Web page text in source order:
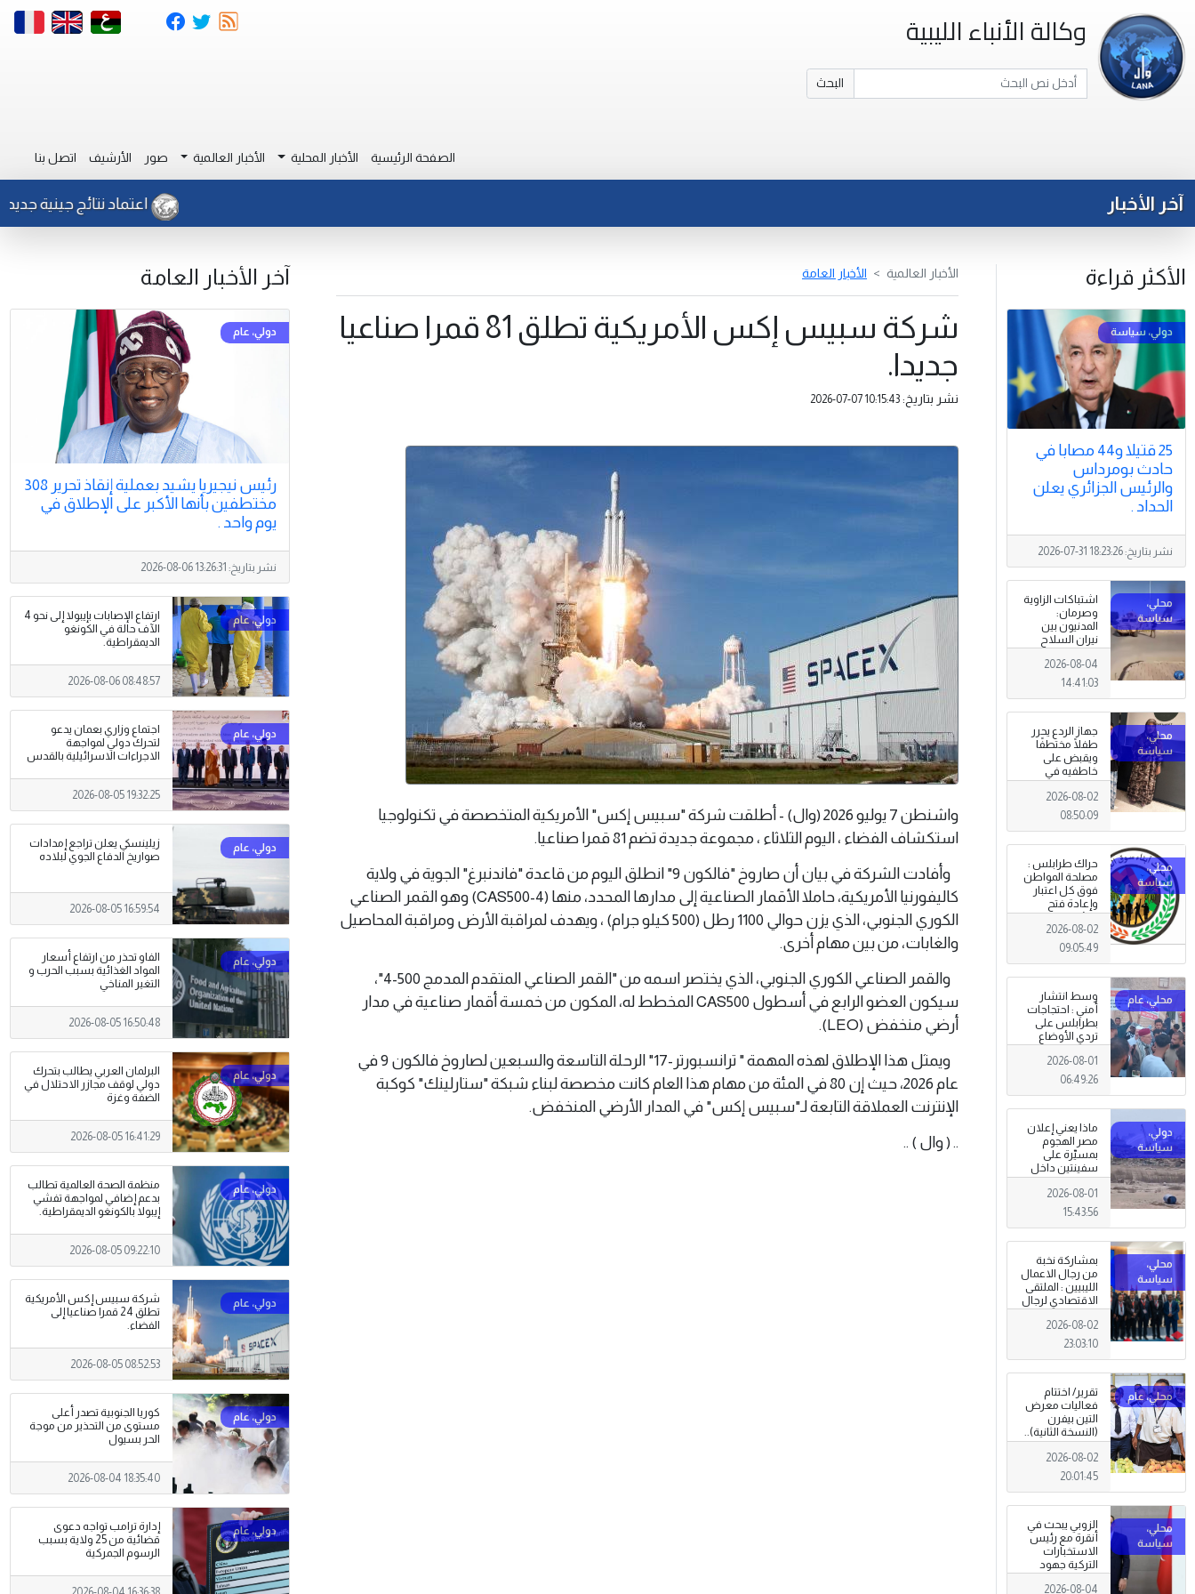
وكالة الأنباء الليبية
البحث
الصفحة الرئيسية الأخبار المحلية الأخبار العالمية صور الأرشيف اتصل بنا
آخر الأخبار اعتماد نتائج جينية جديدة
الأكثر قراءة
25 قتيلا و44 مصابا في
حادث بومرداس
والرئيس الجزائري يعلن
الحداد .
نشر بتاريخ:2026-07-31 18:23:26
اشتباكات الزاوية
وصرمان:
المدنيون بين
نيران السلاح
المنتشر خارج
سلطة القانون
2026-08-04
14:41:03
جهاز الردع يحرر
طفلًا مختطفًا
ويقبض على
خاطفيه في
طرابلس
2026-08-02
08:50:09
حراك طرابلس :
مصلحة المواطن
فوق كل اعتبار
وإعادة فتح
المؤسسات
جاءت استجابةً
للإرادة الشعبية
2026-08-02
09:05:49
وسط انتشار
أمني : احتجاجات
بطرابلس على
تردي الأوضاع
المعيشية وتدني
الخدمات العامة .
2026-08-01
06:49:26
ماذا يعني إعلان
مصر الهجوم
بمسيّرة على
سفينتين داخل
ميناء دمياط؟
(قراءة تحليلية)
2026-08-01
15:43:56
بمشاركة نخبة
من رجال الاعمال
الليبيين : الملتقى
الاقتصادي لرجال
الاعمال 2026
تبدأ فعاليات
بمدينة سرت .
2026-08-02
23:03:10
تقرير/ اختتام
فعاليات معرض
التين بيفرن
(النسخة الثانية)..
تظاهرة وطنية
وصمود
للمزارعين في
2026-08-02
20:01:45
الزوبي يبحث في
أنقرة مع رئيس
الاستخبارات
التركية جهود
توحيد المؤسسة
العسكرية على
2026-08-04
الأخبار العالمية الأخبار العامة
شركة سبيس إكس الأمريكية تطلق 81 قمرا صناعيا
جديدا.
نشر بتاريخ: 2026-07-07 10:15:43
واشنطن 7 يوليو 2026 (وال) - أطلقت شركة "سبيس إكس" الأمريكية المتخصصة في تكنولوجيا
استكشاف الفضاء ، اليوم الثلاثاء ، مجموعة جديدة تضم 81 قمرا صناعيا.
وأفادت الشركة في بيان أن صاروخ "فالكون 9" انطلق اليوم من قاعدة "فاندنبرغ" الجوية في ولاية
كاليفورنيا الأمريكية، حاملا الأقمار الصناعية إلى مدارها المحدد، منها (CAS500-4) وهو القمر الصناعي
الكوري الجنوبي، الذي يزن حوالي 1100 رطل (500 كيلو جرام) ، ويهدف لمراقبة الأرض ومراقبة المحاصيل
والغابات، من بين مهام أخرى.
والقمر الصناعي الكوري الجنوبي، الذي يختصر اسمه من "القمر الصناعي المتقدم المدمج 500-4"،
سيكون العضو الرابع في أسطول CAS500 المخطط له، المكون من خمسة أقمار صناعية في مدار
أرضي منخفض (LEO).
ويمثل هذا الإطلاق لهذه المهمة " ترانسبورتر-17" الرحلة التاسعة والسبعين لصاروخ فالكون 9 في
عام 2026، حيث إن 80 في المئة من مهام هذا العام كانت مخصصة لبناء شبكة "ستارلينك" كوكبة
الإنترنت العملاقة التابعة لـ"سبيس إكس" في المدار الأرضي المنخفض.
.. ( وال ) ..
آخر الأخبار العامة
رئيس نيجيريا يشيد بعملية إنقاذ تحرير 308
مختطفين بأنها الأكبر على الإطلاق في
يوم واحد .
نشر بتاريخ: 2026-08-06 13:26:31
ارتفاع الإصابات بإيبولا إلى نحو 4
الآف حالة في الكونغو
الديمقراطية.
2026-08-06 08:48:57
اجتماع وزاري بعمان يدعو
لتحرك دولي لمواجهة
الاجراءات الاسرائيلية بالقدس
2026-08-05 19:32:25
زيلينسكي يعلن تراجع إمدادات
صواريخ الدفاع الجوي لبلاده
2026-08-05 16:59:54
الفاو تحذر من ارتفاع أسعار
المواد الغذائية بسبب الحرب و
التغير المناخي
2026-08-05 16:50:48
البرلمان العربي يطالب بتحرك
دولي لوقف مجازر الاحتلال في
الضفة وغزة
2026-08-05 16:41:29
منظمة الصحة العالمية تطالب
بدعم إضافي لمواجهة تفشي
إيبولا بالكونغو الديمقراطية.
2026-08-05 09:22:10
شركة سبيس إكس الأمريكية
تطلق 24 قمرا صناعيا إلى
الفضاء.
2026-08-05 08:52:53
كوريا الجنوبية تصدر أعلى
مستوى من التحذير من موجة
الحر بسيول
2026-08-04 18:35:40
إدارة ترامب تواجه دعوى
قضائية من 25 ولاية بسبب
الرسوم الجمركية